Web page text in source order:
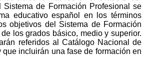
de Formación Profesional se
educativo español en los términos
objetivos del Sistema de Formación
los grados básico, medio y superior.
referidos al Catálogo Nacional de
incluirán una fase de formación en